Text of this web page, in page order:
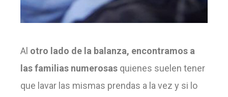
Al otro lado de la balanza, encontramos a
las familias numerosas quienes suelen tener
que lavar las mismas prendas a la vez y si lo